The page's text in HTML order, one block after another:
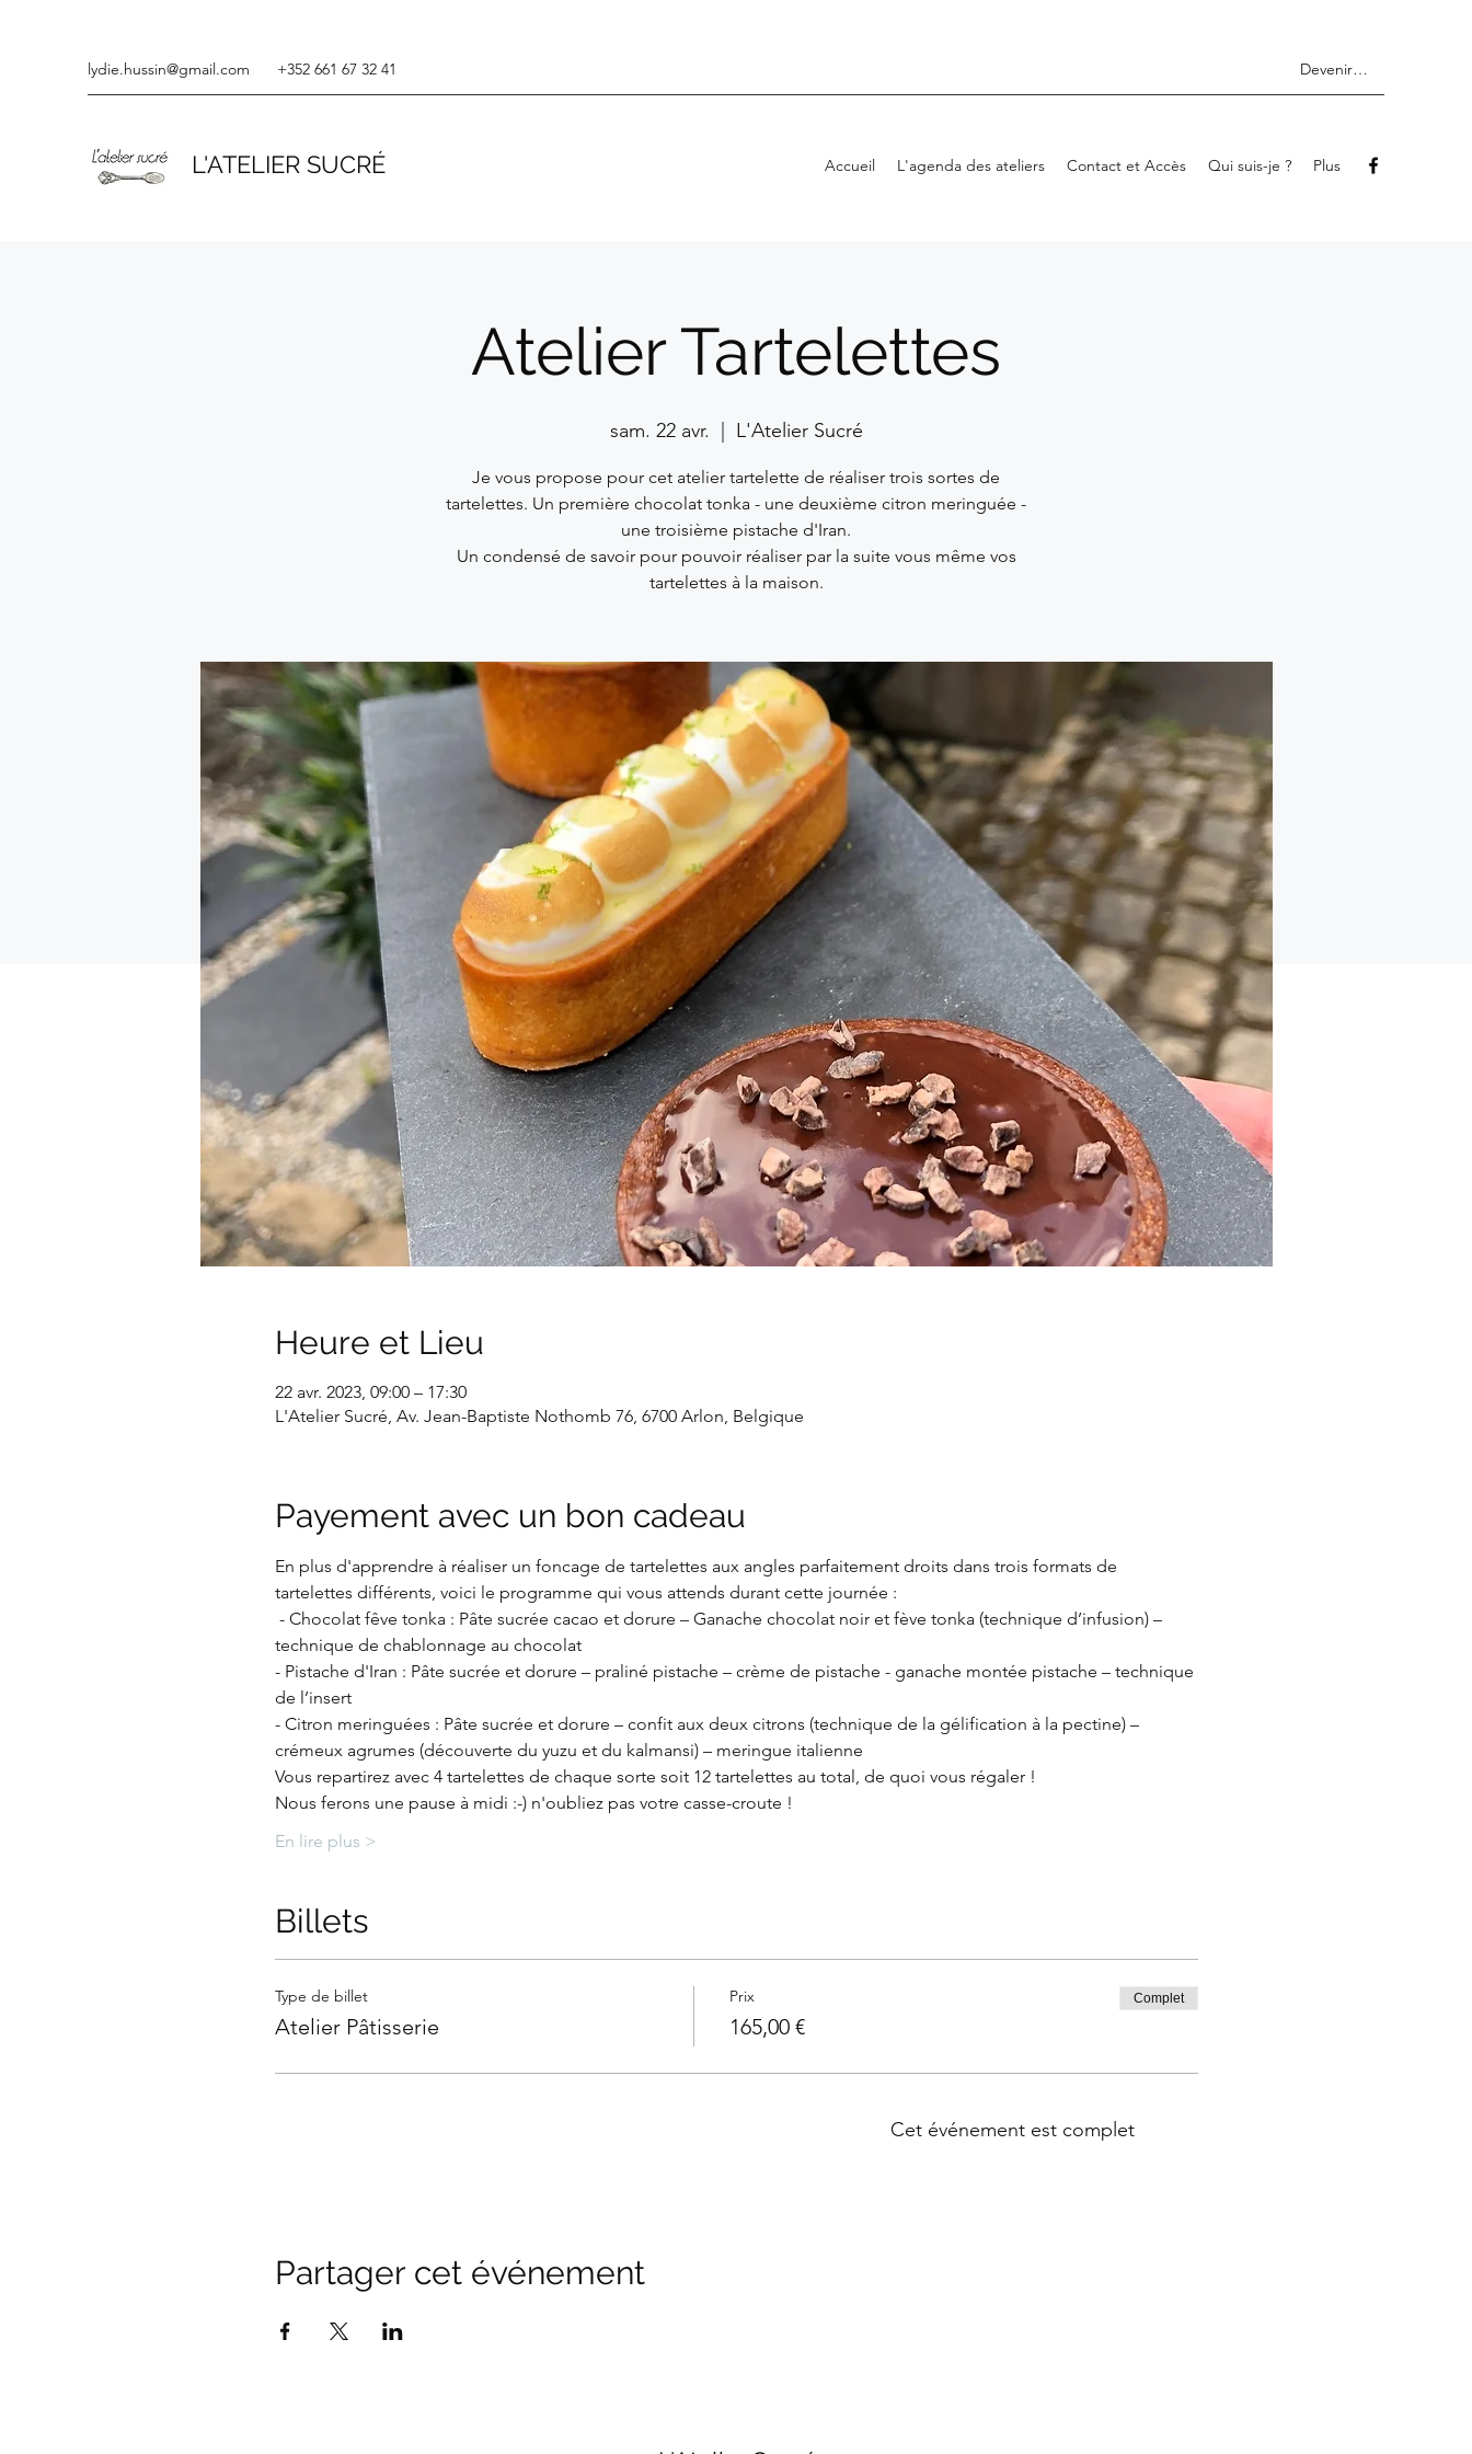
lydie.hussin@gmail.com +352 661 67 32 41 Devenir membre
L'ATELIER SUCRÉ Accueil L'agenda des ateliers Contact et Accès Qui suis-je ? Plus
Atelier Tartelettes
sam. 22 avr. L'Atelier Sucré
Je vous propose pour cet atelier tartelette de réaliser trois sortes de
tartelettes. Un première chocolat tonka - une deuxième citron meringuée -
une troisième pistache d'Iran.
Un condensé de savoir pour pouvoir réaliser par la suite vous même vos
tartelettes à la maison.
Heure et Lieu
22 avr. 2023, 09:00 – 17:30
L'Atelier Sucré, Av. Jean-Baptiste Nothomb 76, 6700 Arlon, Belgique
Payement avec un bon cadeau
En plus d'apprendre à réaliser un foncage de tartelettes aux angles parfaitement droits dans trois formats de
tartelettes différents, voici le programme qui vous attends durant cette journée :
- Chocolat fêve tonka : Pâte sucrée cacao et dorure – Ganache chocolat noir et fève tonka (technique d’infusion) –
technique de chablonnage au chocolat
- Pistache d'Iran : Pâte sucrée et dorure – praliné pistache – crème de pistache - ganache montée pistache – technique
de l’insert
- Citron meringuées : Pâte sucrée et dorure – confit aux deux citrons (technique de la gélification à la pectine) –
crémeux agrumes (découverte du yuzu et du kalmansi) – meringue italienne
Vous repartirez avec 4 tartelettes de chaque sorte soit 12 tartelettes au total, de quoi vous régaler !
Nous ferons une pause à midi :-) n'oubliez pas votre casse-croute !
En lire plus >
Billets
Type de billet
Atelier Pâtisserie
Prix
165,00 €
Complet
Cet événement est complet
Partager cet événement